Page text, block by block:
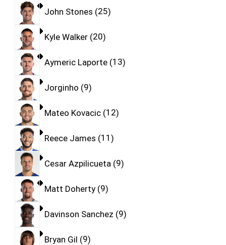
John Stones 25
Kyle Walker 20
Aymeric Laporte 13
Jorginho 9
Mateo Kovacic 12
Reece James 11
Cesar Azpilicueta 9
Matt Doherty 9
Davinson Sanchez 9
Bryan Gil 9